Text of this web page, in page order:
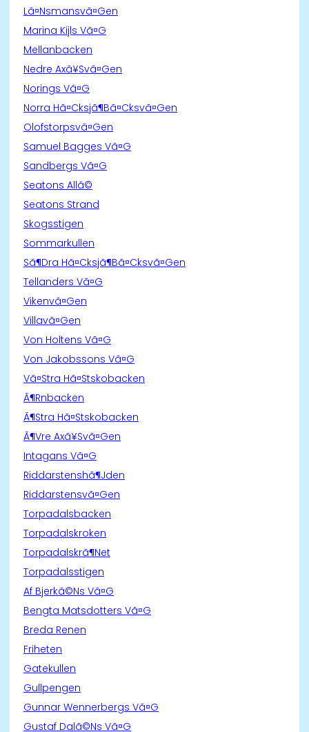
Lã¤Nsmansvã¤Gen
Marina Kijls Vã¤G
Mellanbacken
Nedre Axã¥Svã¤Gen
Norings Vã¤G
Norra Hã¤Cksjã¶Bã¤Cksvã¤Gen
Olofstorpsvã¤Gen
Samuel Bagges Vã¤G
Sandbergs Vã¤G
Seatons Allã©
Seatons Strand
Skogsstigen
Sommarkullen
Sã¶Dra Hã¤Cksjã¶Bã¤Cksvã¤Gen
Tellanders Vã¤G
Vikenvã¤Gen
Villavã¤Gen
Von Holtens Vã¤G
Von Jakobssons Vã¤G
Vã¤Stra Hã¤Stskobacken
Ã¶Rnbacken
Ã¶Stra Hã¤Stskobacken
Ã¶Vre Axã¥Svã¤Gen
Intagans Vã¤G
Riddarstenshã¶Jden
Riddarstensvã¤Gen
Torpadalsbacken
Torpadalskroken
Torpadalskrã¶Net
Torpadalsstigen
Af Bjerkã©Ns Vã¤G
Bengta Matsdotters Vã¤G
Breda Renen
Friheten
Gatekullen
Gullpengen
Gunnar Wennerbergs Vã¤G
Gustaf Dalã©Ns Vã¤G